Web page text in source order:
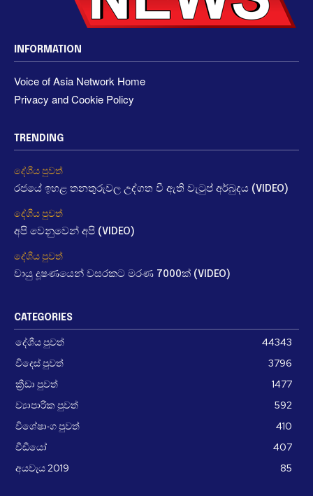
INFORMATION
Voice of Asia Network Home
Privacy and Cookie Policy
TRENDING
දේශීය පුවත්
රජයේ ඉහළ තනතුරුවල උද්ගත වී ඇති වැටුප් අර්බුදය (VIDEO)
දේශීය පුවත්
අපි වෙනුවෙන් අපි (VIDEO)
දේශීය පුවත්
වායු දූෂණයෙන් වසරකට මරණ 7000ක් (VIDEO)
CATEGORIES
දේශීය පුවත්
44343
විදෙස් පුවත්
3796
ක්‍රීඩා පුවත්
1477
ව්‍යාපාරික පුවත්
592
විශේෂාංග පුවත්
410
වීඩීයෝ
407
අයවැය 2019
85